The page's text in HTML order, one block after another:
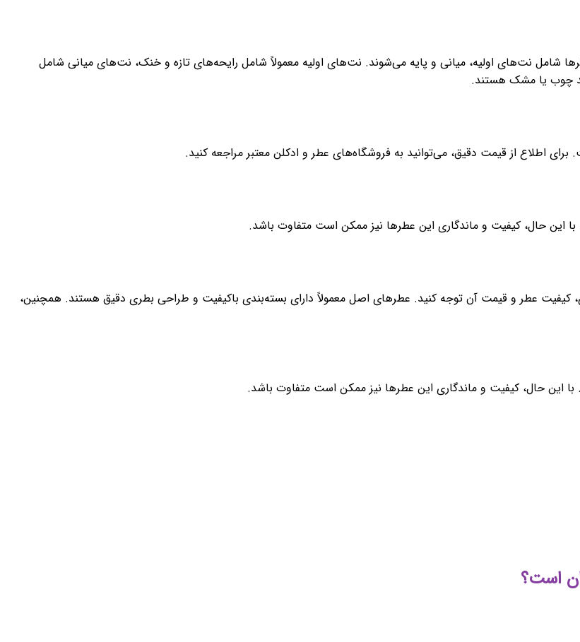
نت‌های اولیه، میانی و پایه می‌شوند. نت‌های اولیه معمولاً شامل رایحه‌های تازه و خنک، نت‌های میانی شامل
چوب یا مشک هستند.
از قیمت دقیق، می‌توانید به فروشگاه‌های عطر و ادکلن معتبر مراجعه کنید.
این حال، کیفیت و ماندگاری این عطرها نیز ممکن است متفاوت باشد.
کیفیت عطر و قیمت آن توجه کنید. عطرهای اصل معمولاً دارای بسته‌بندی باکیفیت و طراحی بطری دقیق هستند. همچنین،
این حال، کیفیت و ماندگاری این عطرها نیز ممکن است متفاوت باشد.